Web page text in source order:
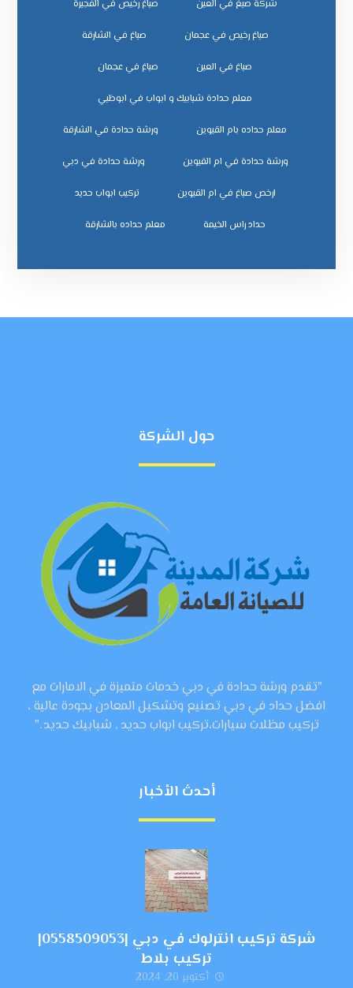
شركة صبغ في العين صباغ رخيص في الفجيرة
صباغ رخيص في عجمان صباغ في الشارقة
صباغ في العين صباغ في عجمان
معلم حدادة شبابيك و ابواب في ابوظبي
معلم حداده بام القيوين ورشة حدادة في الشارقة
ورشة حدادة في ام القيوين ورشة حدادة في دبي
ﺗﺮﻛﻴﺐ اﺑﻮاب ﺣﺪﻳﺪ
ﺣﺪاد راس اﻟﺨﻴﻤﺔ ﻣﻌﻠﻢ ﺣﺪاده ﺑﺎﻟﺸﺎرﻗﺔ
حول الشركة
"تقدم ورشة حدادة في دبي خدمات متميزة في الامارات مع
افضل حداد في دبي تصنيع وتشكيل المعادن بجودة عالية ،
تركيب مظلات سيارات،تركيب ابواب حديد , شبابيك حديد ."
أحدث الأخبار
شركة تركيب انترلوك في دبي |0558509053|
تركيب بلاط
أكتوبر 20, 2024